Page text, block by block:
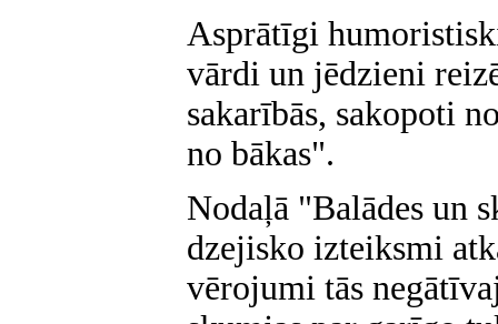
Asprātīgi
vārdi un jēdzieni
sakarībās, sakopoti
no bākas".
Nodaļā "Balādes un
dzejisko izteiksmi
vērojumi tās